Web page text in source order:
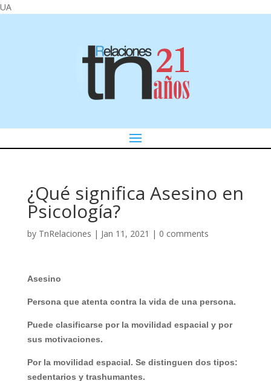
UA
¿Qué significa Asesino en
Psicología?
by TnRelaciones | Jan 11, 2021 | 0 comments
Asesino
Persona que atenta contra la vida de una persona.
Puede clasificarse por la movilidad espacial y por
sus motivaciones.
Por la movilidad espacial. Se distinguen dos tipos:
sedentarios y trashumantes.